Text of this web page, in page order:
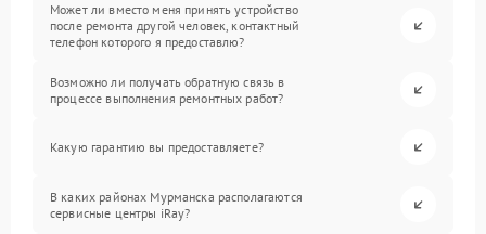
Может ли вместо меня принять устройство
после ремонта другой человек, контактный
телефон которого я предоставлю?
Возможно ли получать обратную связь в
процессе выполнения ремонтных работ?
Какую гарантию вы предоставляете?
В каких районах Мурманска располагаются
сервисные центры iRay?